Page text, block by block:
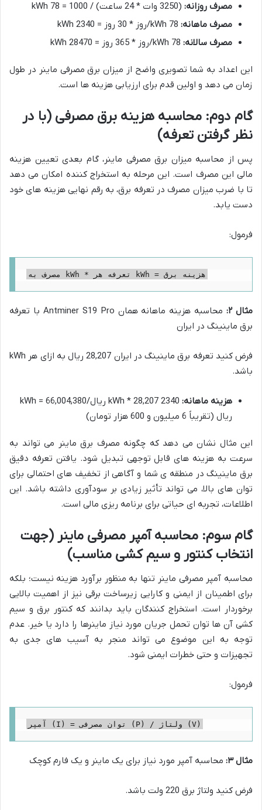
مصرف روزانه: (3250 وات * 24 ساعت) / 1000 = 78 kWh
مصرف ماهانه:
مصرف سالانه:
این اعداد به شما تصویری واضح از میزان برق مصرفی ماینر در طول
زمان می دهد و اولین قدم برای ارزیابی هزینه ها است.
گام دوم: محاسبه هزینه برق مصرفی (با در
نظر گرفتن تعرفه)
پس از محاسبه میزان برق مصرفی ماینر، گام بعدی تعیین هزینه
مالی این مصرف است. این مرحله به استخراج کننده امکان می دهد
تا با ضرب میزان مصرف در تعرفه برق، به رقم نهایی هزینه های خود
دست یابد.
فرمول:
مصرف به kWh * تعرفه هر kWh = هزینه برق
مثال ۲:
محاسبه هزینه ماهانه همان Antminer S19 Pro با تعرفه
برق ماینینگ در ایران
فرض کنید تعرفه برق ماینینگ در ایران 28,207 ریال به ازای هر kWh
باشد.
هزینه ماهانه:
2340 kWh * 28,207 ریال/kWh = 66,004,380
ریال (تقریباً 6 میلیون و 600 هزار تومان)
این مثال نشان می دهد که چگونه مصرف برق ماینر می تواند به
سرعت به هزینه های قابل توجهی تبدیل شود. یافتن تعرفه دقیق
برق ماینینگ در منطقه ی شما و آگاهی از تخفیف های احتمالی برای
توان های بالا، می تواند تأثیر زیادی بر سودآوری داشته باشد. این
اطلاعات، تجربه ای حیاتی برای برنامه ریزی مالی است.
گام سوم: محاسبه آمپر مصرفی ماینر (جهت
انتخاب کنتور و سیم کشی مناسب)
محاسبه آمپر مصرفی ماینر تنها به منظور برآورد هزینه نیست؛ بلکه
برای اطمینان از ایمنی و کارایی زیرساخت برقی نیز از اهمیت بالایی
برخوردار است. استخراج کنندگان باید بدانند که کنتور برق و سیم
کشی آن ها توان تحمل جریان مورد نیاز ماینرها را دارد یا خیر. عدم
توجه به این موضوع می تواند منجر به آسیب های جدی به
تجهیزات و حتی خطرات ایمنی شود.
فرمول:
آمپر (I) = توان مصرفی (P) / ولتاژ (V)
مثال ۳: محاسبه آمپر مورد نیاز برای یک ماینر و یک فارم کوچک
فرض کنید ولتاژ برق 220 ولت باشد.